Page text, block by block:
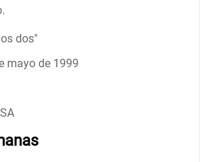
dos"
mayo de 1999